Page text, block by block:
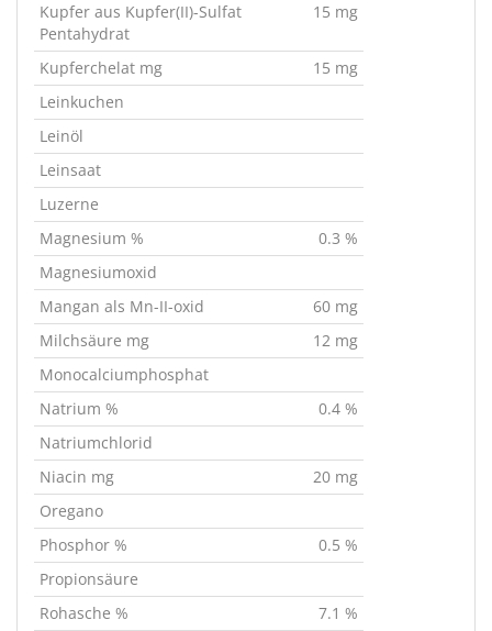
Kupfer aus Kupfer(II)-Sulfat
Pentahydrat
15 mg
Kupferchelat mg
15 mg
Leinkuchen
Leinöl
Leinsaat
Luzerne
Magnesium %
0.3 %
Magnesiumoxid
Mangan als Mn-II-oxid
60 mg
Milchsäure mg
12 mg
Monocalciumphosphat
Natrium %
0.4 %
Natriumchlorid
Niacin mg
20 mg
Oregano
Phosphor %
0.5 %
Propionsäure
Rohasche %
7.1 %